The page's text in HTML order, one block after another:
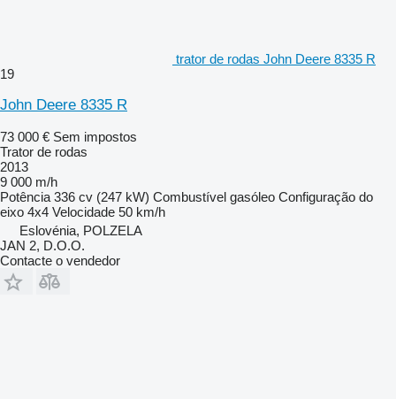
trator de rodas John Deere 8335 R
19
John Deere 8335 R
73 000 € Sem impostos
Trator de rodas
2013
9 000 m/h
Potência 336 cv (247 kW) Combustível gasóleo Configuração do
eixo 4x4 Velocidade 50 km/h
Eslovénia, POLZELA
JAN 2, D.O.O.
Contacte o vendedor